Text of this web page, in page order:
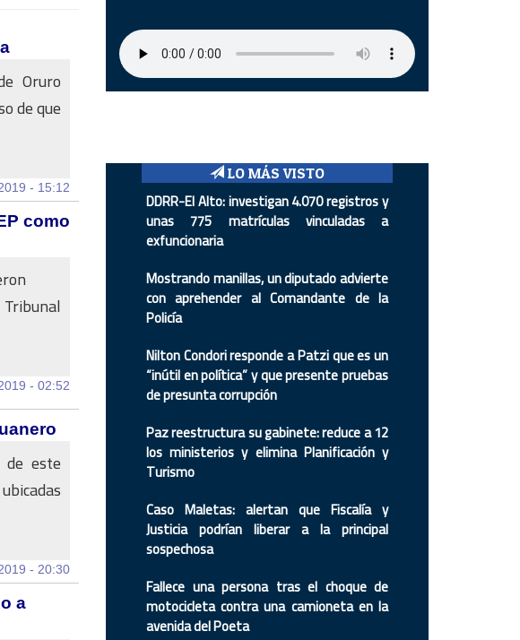
Oruro
de que
- 15:12
como
- 02:52
de este
- 20:30
a
LO MÁS VISTO
DDRR-El Alto: investigan 4.070 registros y
unas 775 matrículas vinculadas a
exfuncionaria
Mostrando manillas, un diputado advierte
con aprehender al Comandante de la
Policía
Nilton Condori responde a Patzi que es un
“inútil en política” y que presente pruebas
de presunta corrupción
Paz reestructura su gabinete: reduce a 12
los ministerios y elimina Planificación y
Turismo
Caso Maletas: alertan que Fiscalía y
Justicia podrían liberar a la principal
sospechosa
Fallece una persona tras el choque de
motocicleta contra una camioneta en la
avenida del Poeta